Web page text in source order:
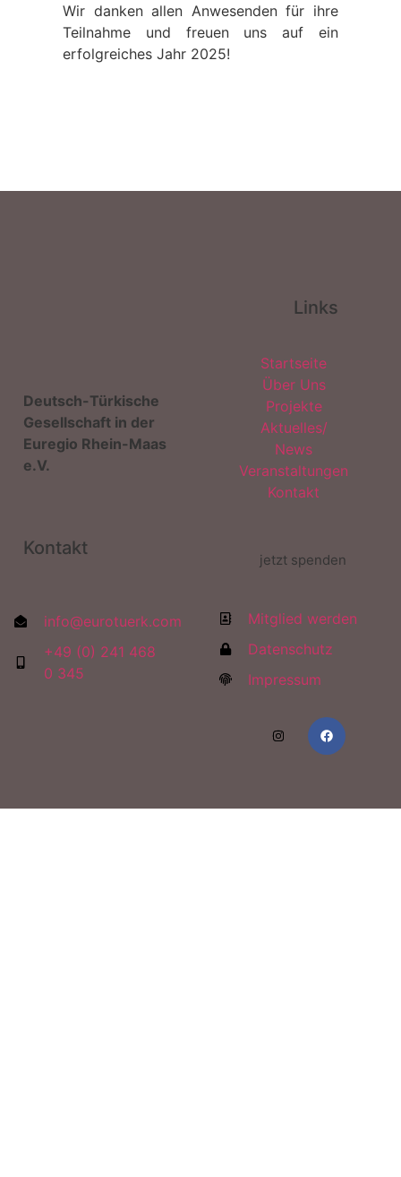
Wir danken allen Anwesenden für ihre
Teilnahme und freuen uns auf ein
erfolgreiches Jahr 2025!
Deutsch-Türkische
Gesellschaft in der
Euregio Rhein-Maas
e.V.
Links
Startseite
Über Uns
Projekte
Aktuelles/
News
Veranstaltungen
Kontakt
Kontakt
info@eurotuerk.com
+49 (0) 241 468
0 345
jetzt spenden
Mitglied werden
Datenschutz
Impressum